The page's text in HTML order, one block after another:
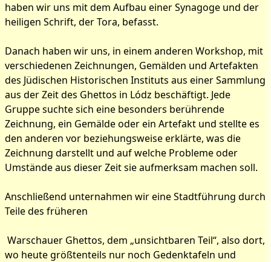
haben wir uns mit dem Aufbau einer Synagoge und der
heiligen Schrift, der Tora, befasst.
Danach haben wir uns, in einem anderen Workshop, mit
verschiedenen Zeichnungen, Gemälden und Artefakten
des Jüdischen Historischen Instituts aus einer Sammlung
aus der Zeit des Ghettos in Lódz beschäftigt. Jede
Gruppe suchte sich eine besonders berührende
Zeichnung, ein Gemälde oder ein Artefakt und stellte es
den anderen vor beziehungsweise erklärte, was die
Zeichnung darstellt und auf welche Probleme oder
Umstände aus dieser Zeit sie aufmerksam machen soll.
Anschließend unternahmen wir eine Stadtführung durch
Teile des früheren
Warschauer Ghettos, dem „unsichtbaren Teil“, also dort,
wo heute größtenteils nur noch Gedenktafeln und